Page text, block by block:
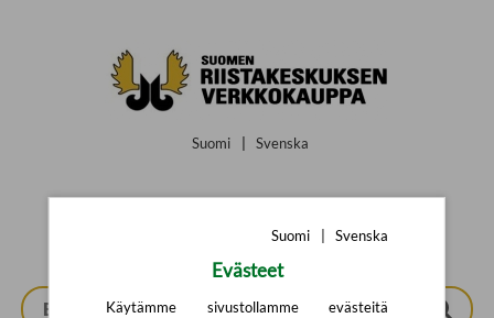
Suomi Svenska
Suomi Svenska
Evästeet
Käytämme sivustollamme evästeitä